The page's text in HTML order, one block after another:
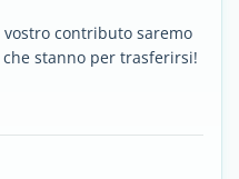
contributo saremo
stanno per trasferirsi!